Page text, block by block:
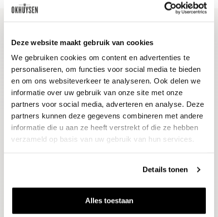
Deze website maakt gebruik van cookies
We gebruiken cookies om content en advertenties te
personaliseren, om functies voor social media te bieden
en om ons websiteverkeer te analyseren. Ook delen we
informatie over uw gebruik van onze site met onze
partners voor social media, adverteren en analyse. Deze
partners kunnen deze gegevens combineren met andere
informatie die u aan ze heeft verstrekt of die ze hebben
verzameld op basis van uw gebruik van hun services.
Details tonen
Alles toestaan
Blijf op de hoogte
Ontvang het laatste wijnnieuws, proeverijen en
evenementen
E-mailadres
Aanmelden